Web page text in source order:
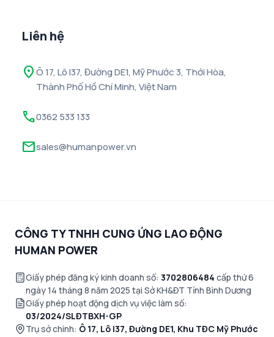
Liên hệ
location_onÔ 17, Lô I37, Đường DE1, Mỹ Phước 3, Thới Hòa,
Thành Phố Hồ Chí Minh, Việt Nam
call0362 533 133
mailsales@humanpower.vn
CÔNG TY TNHH CUNG ỨNG LAO ĐỘNG
HUMAN POWER
Giấy phép đăng ký kinh doanh số: 3702806484 cấp thứ 6
ngày 14 tháng 8 năm 2025 tại Sở KH&ĐT Tỉnh Bình Dương
Giấy phép hoạt động dịch vụ việc làm số:
03/2024/SLĐTBXH-GP
Trụ sở chính: Ô 17, Lô I37, Đường DE1, Khu TĐC Mỹ Phước